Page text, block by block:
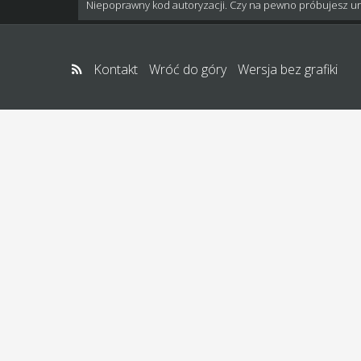
Niepoprawny kod autoryzacji. Czy na pewno próbujesz
Kontakt Wróć do góry Wersja bez grafiki